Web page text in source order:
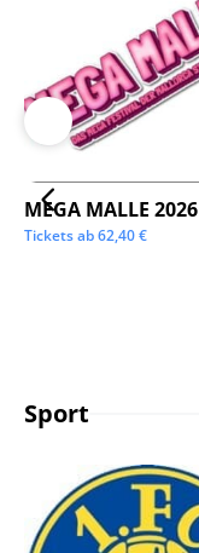
MEGA MALLE 2026
Tickets ab62,40€
Sport